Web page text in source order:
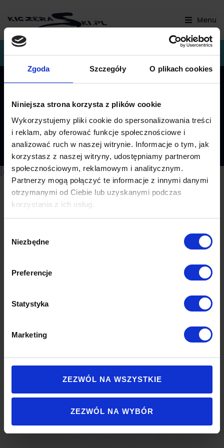
Zgoda Szczegóły O plikach cookies
Niniejsza strona korzysta z plików cookie
Wykorzystujemy pliki cookie do spersonalizowania treści
i reklam, aby oferować funkcje społecznościowe i
analizować ruch w naszej witrynie. Informacje o tym, jak
korzystasz z naszej witryny, udostępniamy partnerom
społecznościowym, reklamowym i analitycznym.
Partnerzy mogą połączyć te informacje z innymi danymi
otrzymanymi od Ciebie lub uzyskanymi podczas
korzystania z ich usług.
zgody
Niezbędne
Preferencje
Statystyka
Marketing
ZEZWÓL NA WSZYSTKIE
ZEZWÓL NA WYBÓR
Menu
Restauracja Amadeus OTWARTE CODZIENNIE Pon-czw w godz.
12:30-19:00 Pt-Nd 12:30 -20:00
BikePark Kiczera
[nggallery id=11]
© Kiczera Ski 2011 – 2022